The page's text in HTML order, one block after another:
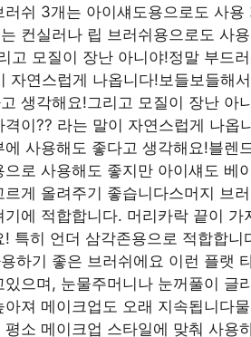
러쉬 3개는 아이섀도용으로도 사
컨실러나 립 브러쉬용으로도 사
고 모질이 장난 아니야!정말 부드
자연스럽게 나옵니다!보들보들해
생각해요!그리고 모질이 장난 아
격이?? 라는 말이 자연스럽게 나옵
에 사용해도 좋다고 생각해요!블렌
으로 사용해도 좋지만 아이섀도 베
르게 올려주기 좋습니다스머지 브
기에 적합합니다. 머리카락 끝이
! 특히 언더 삼각존용으로 적합합
하기 좋은 브러쉬에요 이런 플랫
있으며, 눈물주머니나 눈꺼풀이 글
아져 메이크업도 오래 지속됩니다
평소 메이크업 스타일에 맞춰 사용